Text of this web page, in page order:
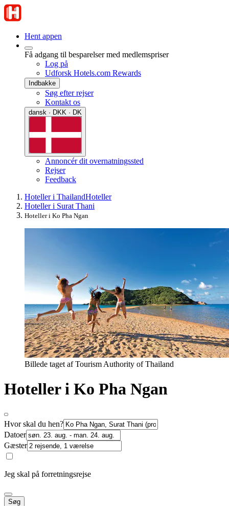
Hent appen
Få adgang til besparelser med medlemspriser
Log på
Udforsk Hotels.com Rewards
Indbakke
Søg efter rejser
Kontakt os
dansk · DKK · DK
Annoncér dit overnatningssted
Rejser
Feedback
Hoteller i ThailandHoteller
Hoteller i Surat Thani
Hoteller i Ko Pha Ngan
Billede taget af Tourism Authority of Thailand
Hoteller i Ko Pha Ngan
Hvor skal du hen?
Datoer
Gæster
Jeg skal på forretningsrejse
Søg